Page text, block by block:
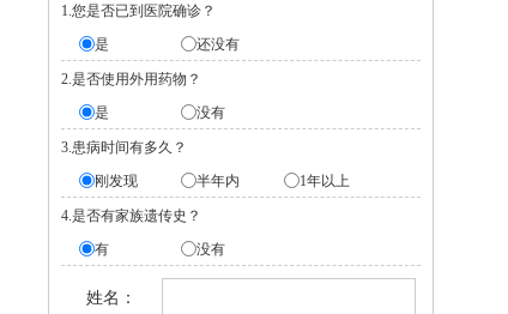
1.您是否已到医院确诊？
是
还没有
2.是否使用外用药物？
是
没有
3.患病时间有多久？
刚发现
半年内 1年以上
4.是否有家族遗传史？
有
没有
姓名：